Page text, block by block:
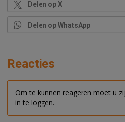
Delen op X
Delen op WhatsApp
Reacties
Om te kunnen reageren moet u
in te loggen.